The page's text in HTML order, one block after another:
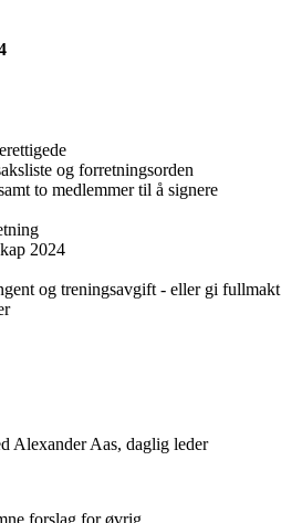
og forretningsorden
to medlemmer til å signere
2024
og treningsavgift - eller gi fullmakt
Alexander Aas, daglig leder